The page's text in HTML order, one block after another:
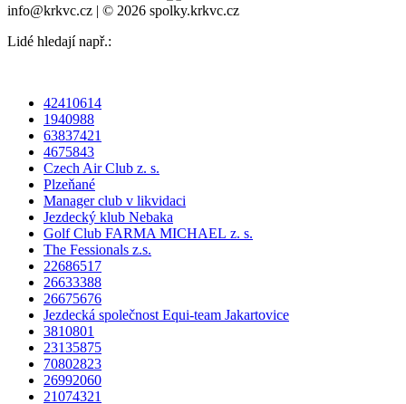
info@krkvc.cz | © 2026 spolky.krkvc.cz
Lidé hledají např.:
42410614
1940988
63837421
4675843
Czech Air Club z. s.
Plzeňané
Manager club v likvidaci
Jezdecký klub Nebaka
Golf Club FARMA MICHAEL z. s.
The Fessionals z.s.
22686517
26633388
26675676
Jezdecká společnost Equi-team Jakartovice
3810801
23135875
70802823
26992060
21074321